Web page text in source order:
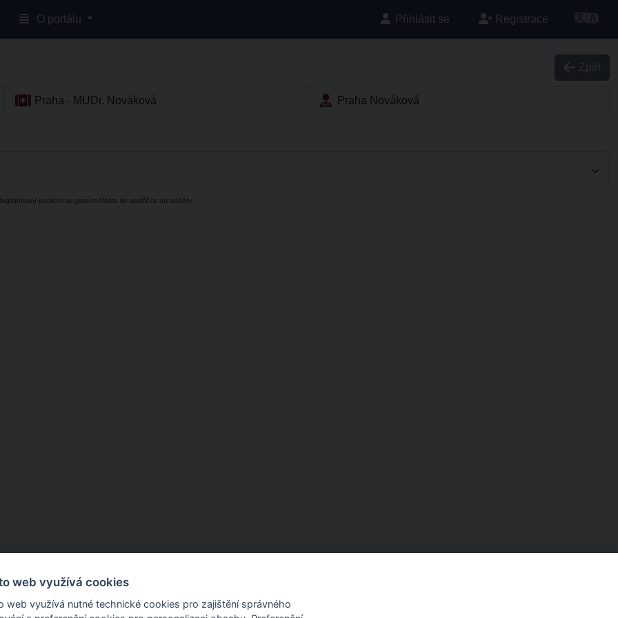
O portálu Přihlásit se Registrace
Praha - MUDr. Nováková Praha Nováková
pacienti se prosím hlaste ke sestřičce na odběry.
web využívá cookies
web využívá nutné technické cookies pro zajištění správného